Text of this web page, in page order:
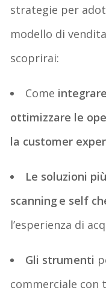
strategie per
modello di vendita
scoprirai:
Come
ottimizzare le
la customer
Le soluzioni
scanning e self
l’esperienza di
Gli strumenti
commerciale con